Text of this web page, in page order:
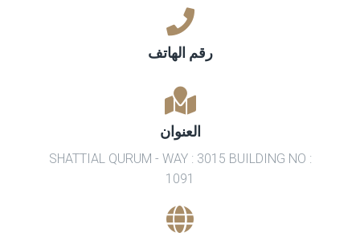
رقم الهاتف
العنوان
SHATTIAL QURUM - WAY : 3015 BUILDING NO :
1091